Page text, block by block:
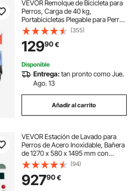
VEVOR Remolque de Bicicleta para
Perros, Carga de 40 kg,
Portabicicletas Plegable para Perros
Pequeños/Grandes con Rueda de
Liberación Rápida, Enganche
Universal, Bandera y Correa Interior
(355)
12990€
Disponible
Entrega:tan pronto como Jue.
Ago. 13
Añadir al carrito
VEVOR Estación de Lavado para
Perros de Acero Inoxidable, Bañera
de 1270 x 580 x 1495 mm con
Rampa, Filtro de Agua de
Polietileno, Grifo, Ducha y Jabonera
para Varias Mascotas, Puerta
Izquierda
(94)
92790€